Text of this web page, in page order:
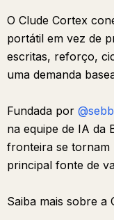
O Clude Cortex
portátil em vez de
escritas, reforço,
uma demanda
Fundada por
na equipe de IA da
fronteira se tornam
principal fonte de
Saiba mais sobre a